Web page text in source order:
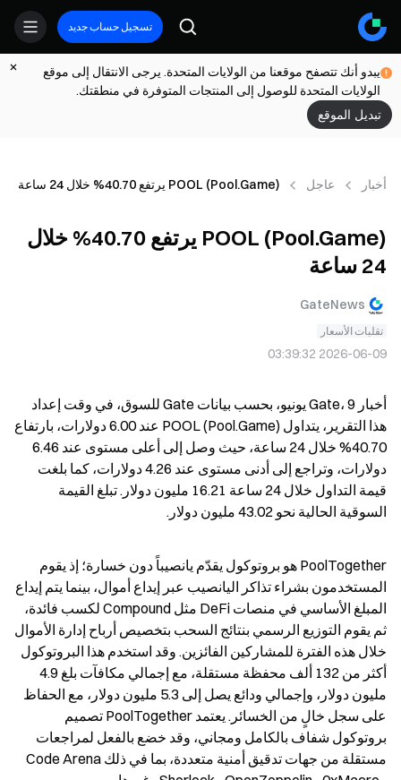
تسجيل حساب جديد
يبدو أنك تتصفح موقعنا من الولايات المتحدة. يرجى الانتقال إلى موقع
الولايات المتحدة للوصول إلى المنتجات المتوفرة في منطقتك.
تبديل الموقع
أخبار عاجل POOL (Pool.Game) يرتفع 40.70% خلال 24 ساعة
POOL (Pool.Game) يرتفع 40.70% خلال
24 ساعة
GateNews
تقلبات الأسعار
2026-06-09 03:39:32
السوقية الحالية نحو 43.02 مليون دولار.